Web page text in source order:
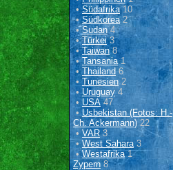
•Südafrika10
•Südkorea2
•Sudan4
•Türkei3
•Taiwan8
•Tansania1
•Thailand 6
•Tunesien2
•Uruguay 4
•USA47
•Usbekistan (Fotos: H.-
Ch. Ackermann) 22
• VAR3
•West Sahara3
•Westafrika1
Zypern8